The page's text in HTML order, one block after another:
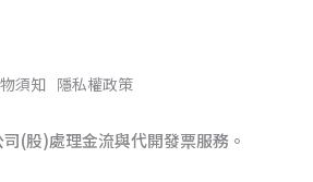
須知 隱私權政策
(股)處理金流與代開發票服務。